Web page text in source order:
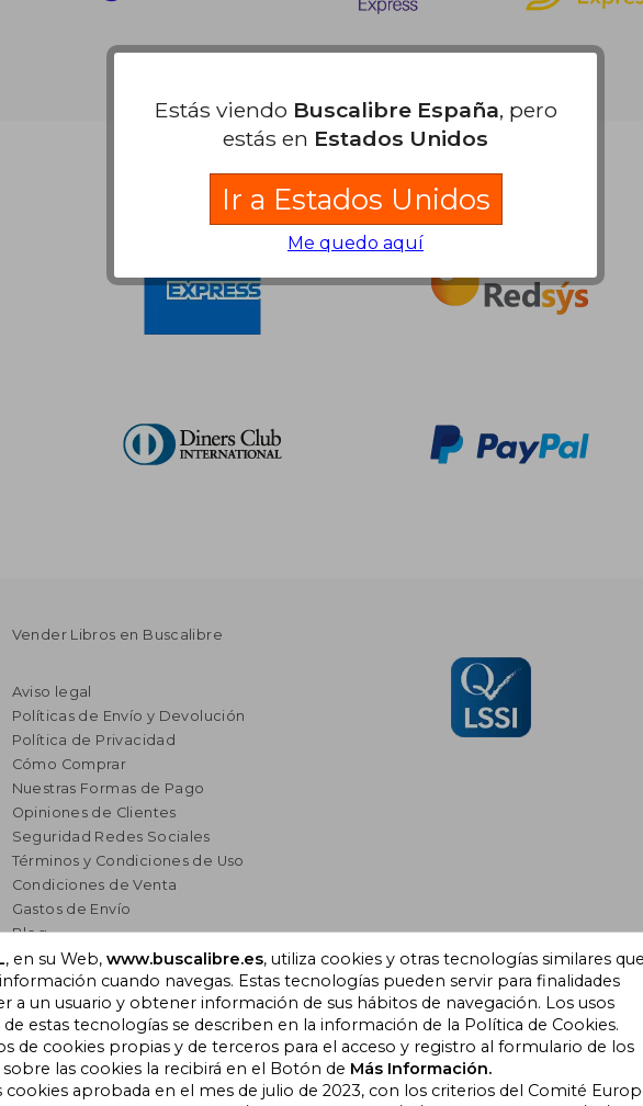
Vender Libros en Buscalibre
Aviso legal
Políticas de Envío y Devolución
Política de Privacidad
Cómo Comprar
Nuestras Formas de Pago
Opiniones de Clientes
Seguridad Redes Sociales
Términos y Condiciones de Uso
Condiciones de Venta
Gastos de Envío
Blog
Lista de autores
Incentivo a la Lectura
Libros Recomendados
Nave 3 (08940), Cornellà de Llobregat,
Estás viendo Buscalibre España, pero
estás en Estados Unidos
Ir a Estados Unidos
Me quedo aquí
, en su Web, www.buscalibre.es, utiliza cookies y otras tecnologías similares que
cuando navegas. Estas tecnologías pueden servir para finalidades
a un usuario y obtener información de sus hábitos de navegación. Los usos
estas tecnologías se describen en la información de la Política de Cookies.
de cookies propias y de terceros para el acceso y registro al formulario de los
las cookies la recibirá en el Botón de Más Información.
cookies aprobada en el mes de julio de 2023, con los criterios del Comité